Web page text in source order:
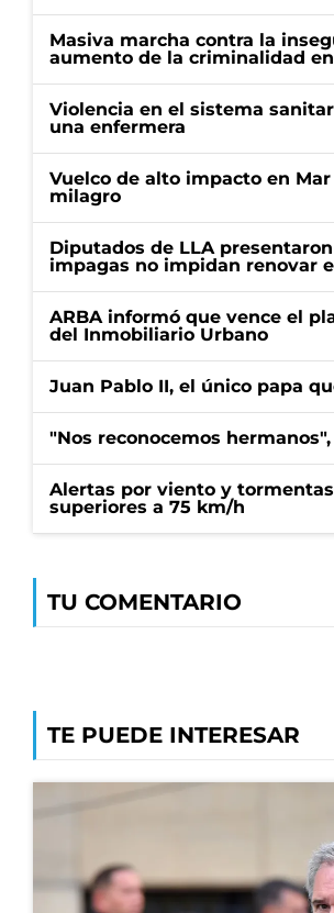
Masiva marcha contra la
aumento de la criminalidad
Violencia en el sistema
una enfermera
Vuelco de alto impacto en
milagro
Diputados de LLA
impagas no impidan renovar
ARBA informó que vence el
del Inmobiliario Urbano
Juan Pablo II, el único papa
"Nos reconocemos
Alertas por viento y
superiores a 75 km/h
TU COMENTARIO
TE PUEDE INTERESAR